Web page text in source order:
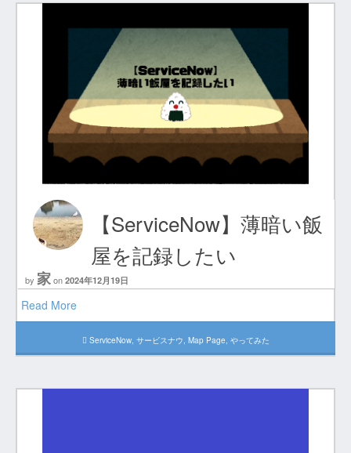
【ServiceNow】薄暗い飯
屋を記録したい
by 家 on 2024年12月19日
Read More
ServiceNow, サービスナウ Map Page やってみた